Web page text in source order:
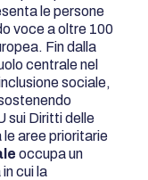
le persone
voce a oltre 100
Fin dalla
centrale nel
sociale,
sui Diritti delle
aree prioritarie
occupa un
cui la